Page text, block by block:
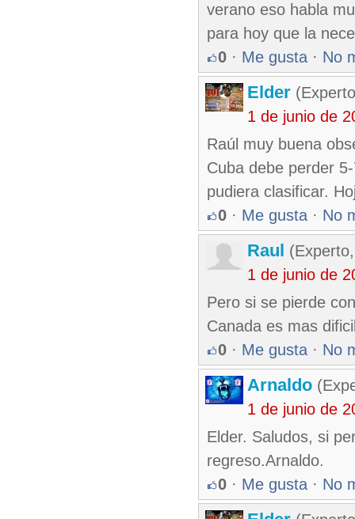
verano eso habla
para hoy que la
0 · Me gusta · No
Elder
1 de junio de
Raúl muy buena
Cuba debe perder
pudiera clasificar.
0 · Me gusta · No
Raul
1 de junio de
Pero si se pierde
Canada es mas
0 · Me gusta · No
Arnaldo
1 de junio de
Elder. Saludos, si
regreso.Arnaldo.
0 · Me gusta · No